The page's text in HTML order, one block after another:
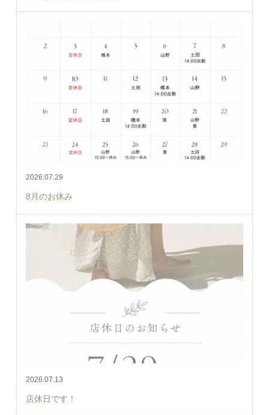
2026.07.29
8月のお休み
2026.07.13
店休日です！